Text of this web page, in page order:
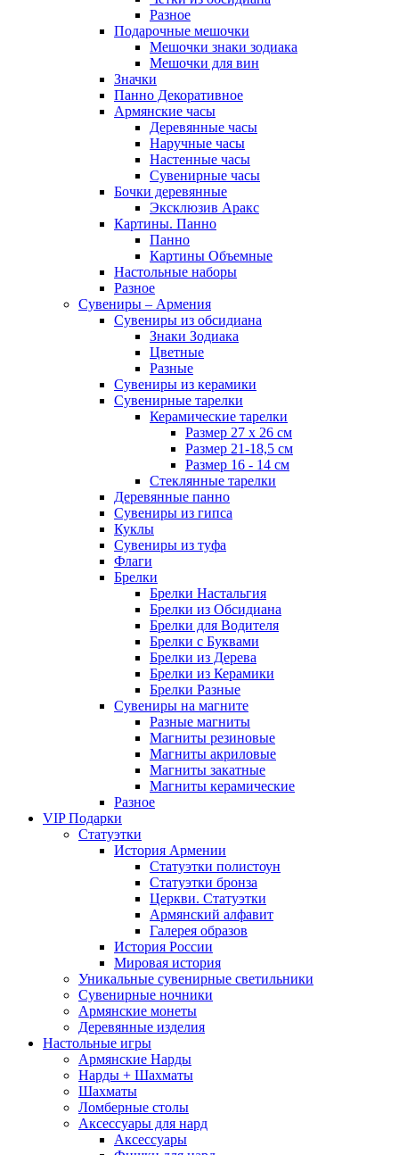
Разное
Подарочные мешочки
Мешочки знаки зодиака
Мешочки для вин
Значки
Панно Декоративное
Армянские часы
Деревянные часы
Наручные часы
Настенные часы
Сувенирные часы
Бочки деревянные
Эксклюзив Аракс
Картины. Панно
Панно
Картины Объемные
Настольные наборы
Разное
Сувениры – Армения
Сувениры из обсидиана
Знаки Зодиака
Цветные
Разные
Сувениры из керамики
Сувенирные тарелки
Керамические тарелки
Размер 27 х 26 см
Размер 21-18,5 см
Размер 16 - 14 см
Стеклянные тарелки
Деревянные панно
Сувениры из гипса
Куклы
Сувениры из туфа
Флаги
Брелки
Брелки Настальгия
Брелки из Обсидиана
Брелки для Водителя
Брелки с Буквами
Брелки из Дерева
Брелки из Керамики
Брелки Разные
Сувениры на магните
Разные магниты
Магниты резиновые
Магниты акриловые
Магниты закатные
Магниты керамические
Разное
VIP Подарки
Статуэтки
История Армении
Статуэтки полистоун
Статуэтки бронза
Церкви. Статуэтки
Армянский алфавит
Галерея образов
История России
Мировая история
Уникальные сувенирные светильники
Сувенирные ночники
Армянские монеты
Деревянные изделия
Настольные игры
Армянские Нарды
Нарды + Шахматы
Шахматы
Ломберные столы
Аксессуары для нард
Аксессуары